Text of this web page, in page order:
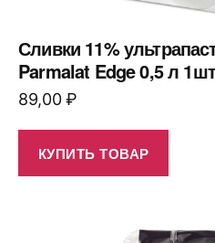
Сливки 11%
Parmalat Edge 0,5 л
89,00₽
КУПИТЬ ТОВАР